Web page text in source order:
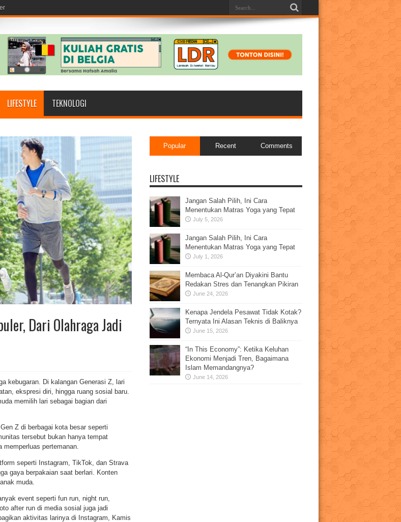
LIFESTYLE TEKNOLOGI
Dari Olahraga Jadi
kebugaran. Di kalangan Generasi Z, lari
ekspresi diri, hingga ruang sosial baru.
memilih lari sebagai bagian dari
Z di berbagai kota besar seperti
tersebut bukan hanya tempat
memperluas pertemanan.
seperti Instagram, TikTok, dan Strava
gaya berpakaian saat berlari. Konten
muda.
event seperti fun run, night run,
after run di media sosial juga jadi
aktivitas larinya di Instagram, Kamis
Popular Recent Comments
LIFESTYLE
Jangan Salah Pilih, Ini Cara
Menentukan Matras Yoga yang Tepat
July 5, 2026
Jangan Salah Pilih, Ini Cara
Menentukan Matras Yoga yang Tepat
July 1, 2026
Membaca Al-Qur’an Diyakini Bantu
Redakan Stres dan Tenangkan Pikiran
June 24, 2026
Kenapa Jendela Pesawat Tidak Kotak?
Ternyata Ini Alasan Teknis di Baliknya
June 15, 2026
“In This Economy”: Ketika Keluhan
Ekonomi Menjadi Tren, Bagaimana
Islam Memandangnya?
June 14, 2026